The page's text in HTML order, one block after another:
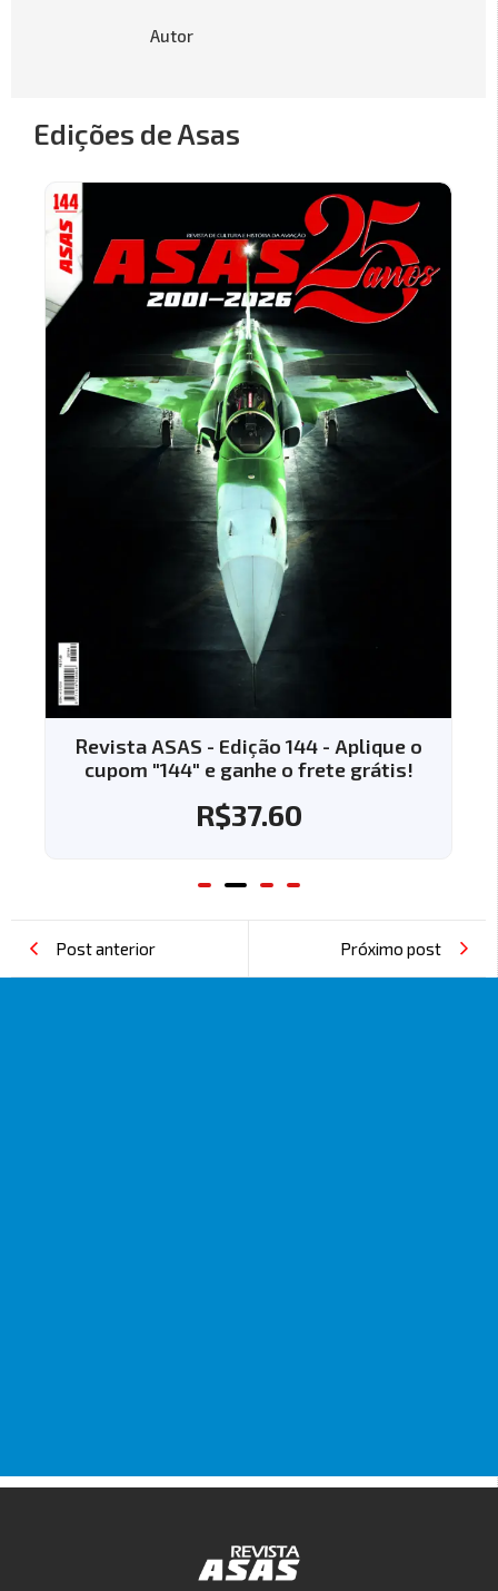
Autor
Edições de Asas
Revista ASAS - Edição 144 - Aplique o
cupom "144" e ganhe o frete grátis!
R$37.60
Post anterior Próximo post